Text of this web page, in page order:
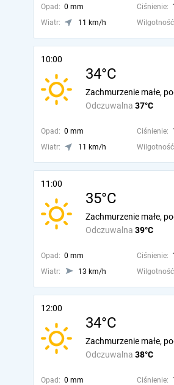
Opad: 0 mm Ciśnienie:
Wiatr:
11 km/h
10:00
34°C
Odczuwalna 37°C
Zachmurzenie małe,
Opad: 0 mm Ciśnienie:
Wiatr:
11 km/h
11:00
35°C
Odczuwalna 39°C
Zachmurzenie małe,
Opad: 0 mm Ciśnienie:
Wiatr:
13 km/h
12:00
34°C
Odczuwalna 38°C
Zachmurzenie małe,
Opad: 0 mm Ciśnienie: